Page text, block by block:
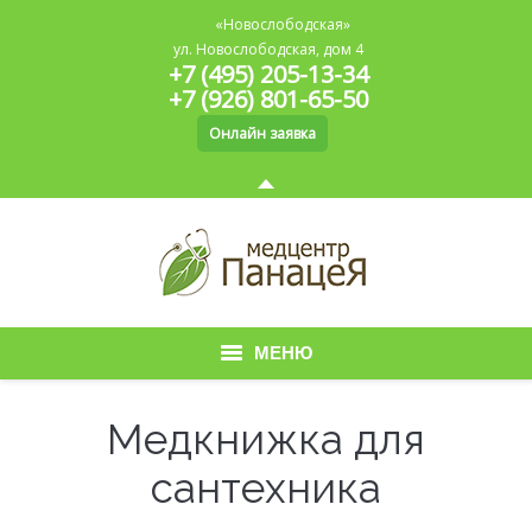
«Новослободская»
ул. Новослободская, дом 4
+7 (495) 205-13-34
+7 (926) 801-65-50
Онлайн заявка
МЕНЮ
Медкнижка для
сантехника